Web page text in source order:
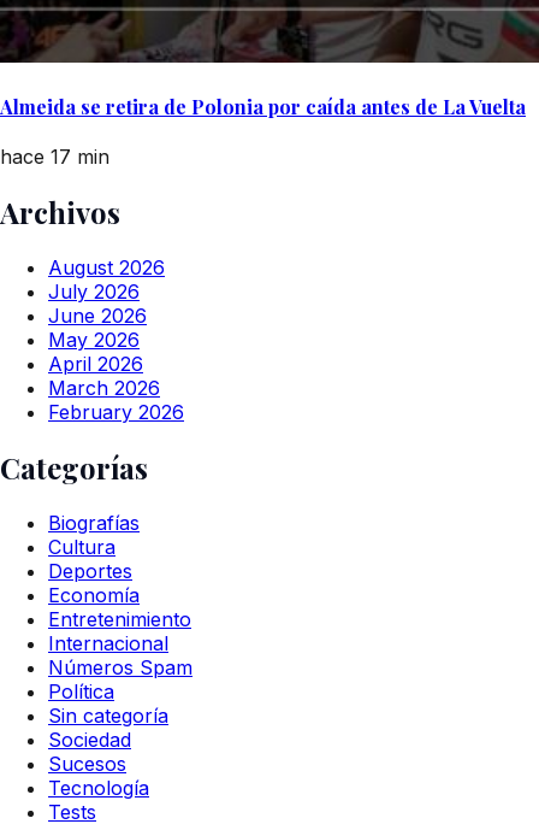
Almeida se retira de Polonia por caída antes de La Vuelta
hace 17 min
Archivos
August 2026
July 2026
June 2026
May 2026
April 2026
March 2026
February 2026
Categorías
Biografías
Cultura
Deportes
Economía
Entretenimiento
Internacional
Números Spam
Política
Sin categoría
Sociedad
Sucesos
Tecnología
Tests